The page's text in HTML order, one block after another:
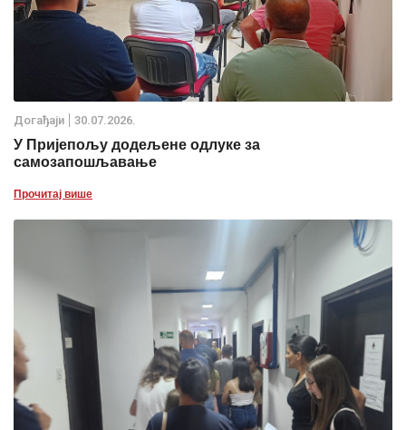
Дoгађаjи 30.07.2026.
У Пријепољу додељене одлуке за
самозапошљавање
Прочитај више